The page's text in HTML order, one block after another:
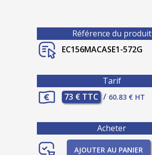
Référence du produit
EC156MACASE1-572G
Tarif
73 € TTC / 60.83 € HT
Acheter
AJOUTER AU PANIER